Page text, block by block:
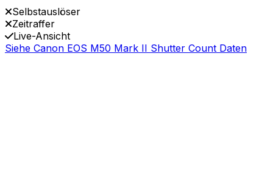
Selbstauslöser
Zeitraffer
Live-Ansicht
Siehe Canon EOS M50 Mark II Shutter Count Daten